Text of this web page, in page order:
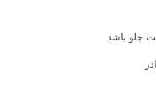
جلو باشد